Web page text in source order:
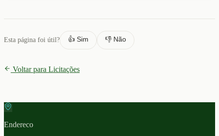
Esta página foi útil? 👍 Sim 👎 Não
Voltar para Licitações
Endereco